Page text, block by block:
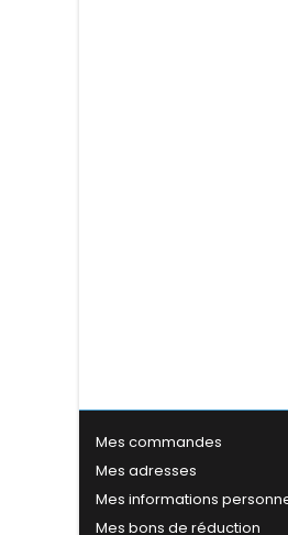
Mes commandes
Mes adresses
Mes informations
Mes bons de réduction